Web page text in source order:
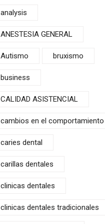
analysis
ANESTESIA GENERAL
Autismo bruxismo
business
CALIDAD ASISTENCIAL
cambios en el comportamiento
caries dental
carillas dentales
clinicas dentales
clinicas dentales tradicionales